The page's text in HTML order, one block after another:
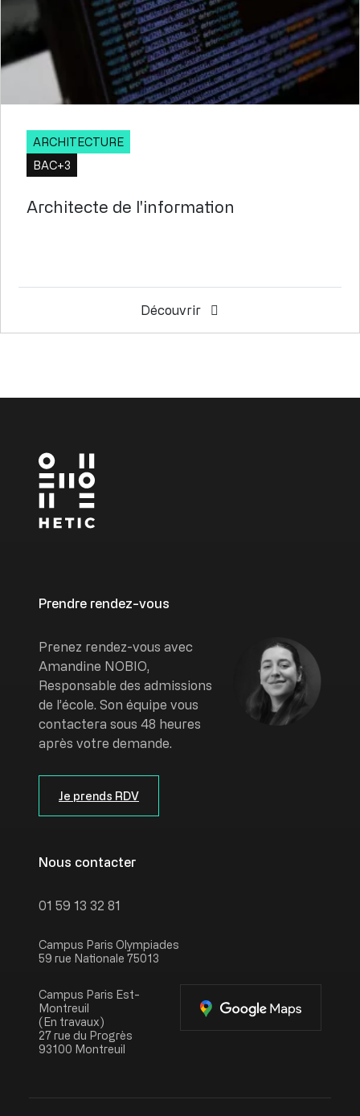
ARCHITECTURE
BAC+3
Architecte de l'information
Découvrir
Prendre rendez-vous
Image
Prenez rendez-vous avec
Amandine NOBIO,
Responsable des admissions
de l’école. Son équipe vous
contactera sous 48 heures
après votre demande.
Je prends RDV
Nous contacter
01 59 13 32 81
Campus Paris Olympiades
59 rue Nationale 75013
Campus Paris Est-
Montreuil
(En travaux)
27 rue du Progrès
93100 Montreuil